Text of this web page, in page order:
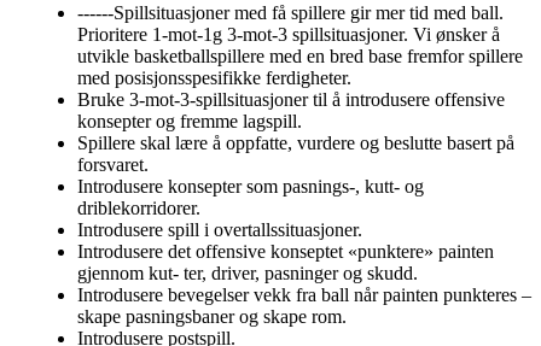
------Spillsituasjoner med få spillere gir mer tid med ball.
Prioritere 1-mot-1g 3-mot-3 spillsituasjoner. Vi ønsker å
utvikle basketballspillere med en bred base fremfor spillere
med posisjonsspesifikke ferdigheter.
Bruke 3-mot-3-spillsituasjoner til å introdusere offensive
konsepter og fremme lagspill.
Spillere skal lære å oppfatte, vurdere og beslutte basert på
forsvaret.
Introdusere konsepter som pasnings-, kutt- og
driblekorridorer.
Introdusere spill i overtallssituasjoner.
Introdusere det offensive konseptet «punktere» painten
gjennom kut- ter, driver, pasninger og skudd.
Introdusere bevegelser vekk fra ball når painten punkteres –
skape pasningsbaner og skape rom.
Introdusere postspill.